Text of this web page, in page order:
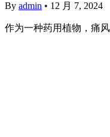
By admin • 12 月 7, 2024
作为一种药用植物，痛